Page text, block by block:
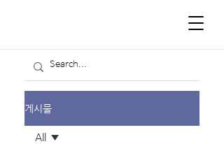
게시물
All